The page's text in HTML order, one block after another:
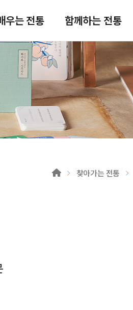
우는 전통 함께하는 전통
찾아가는 전통